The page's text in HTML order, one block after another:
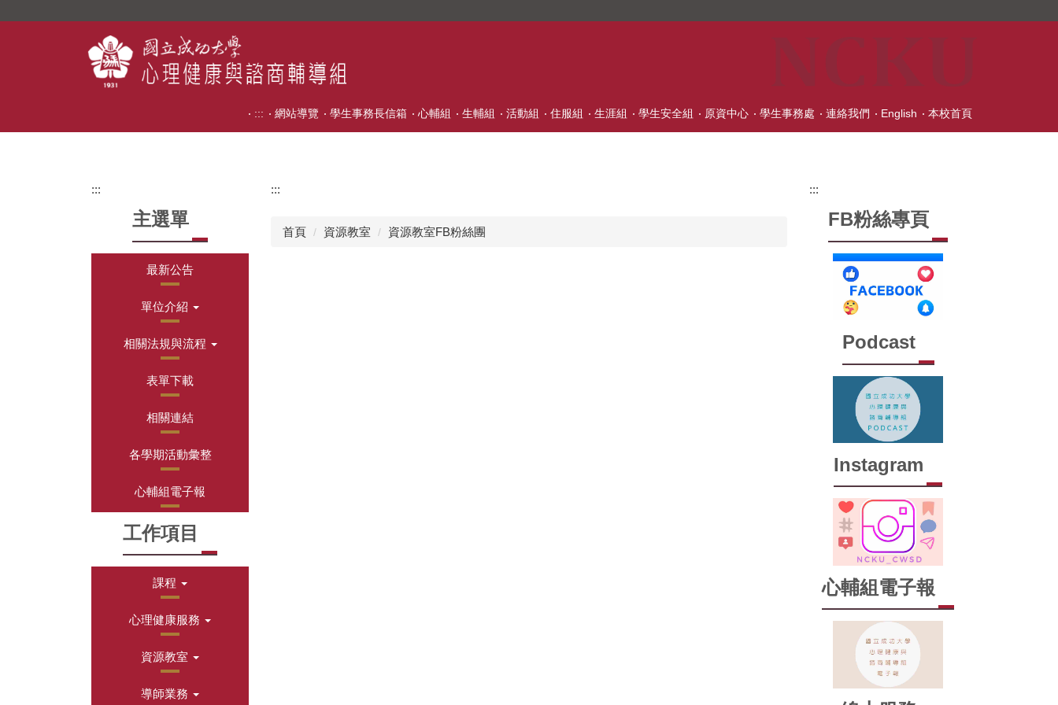
::: 網站導覽 學生事務長信箱 心輔組 生輔組 活動組 住服組 生涯組 學生安全組 原資中心 學生事務處 連絡我們 English 本校首頁
:::
主選單
最新公告
單位介紹
相關法規與流程
表單下載
相關連結
各學期活動彙整
心輔組電子報
工作項目
課程
心理健康服務
資源教室
導師業務
:::
首頁 資源教室 資源教室FB粉絲團
:::
FB粉絲專頁
Podcast
Instagram
心輔組電子報